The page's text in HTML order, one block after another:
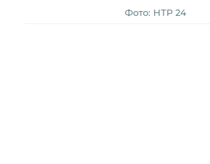
Фото: НТР 24